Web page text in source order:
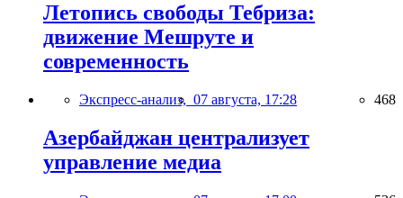
Летопись свободы Тебриза:
движение Мешруте и
современность
Экспресс-анализ, 07 августа, 17:28 468
Азербайджан централизует
управление медиа